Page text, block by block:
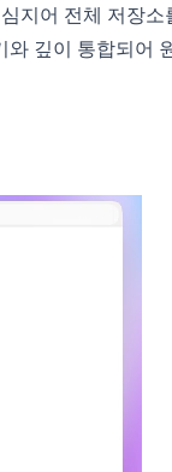
지어 전체 저장소
깊이 통합되어